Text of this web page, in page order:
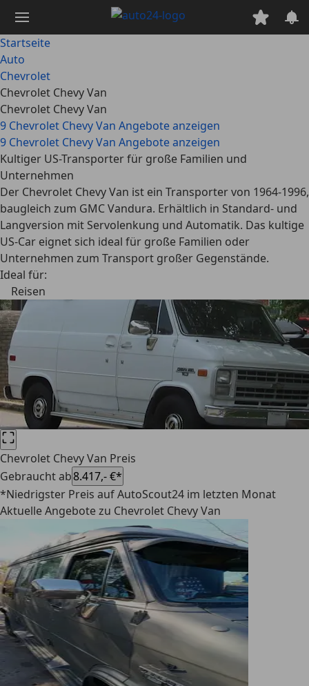
Hauptinhalt
springen
Startseite
Auto
Chevrolet
Chevrolet Chevy Van
Chevrolet Chevy Van
9 Chevrolet Chevy Van Angebote anzeigen
9 Chevrolet Chevy Van Angebote anzeigen
Kultiger US-Transporter für große Familien und
Unternehmen
Der Chevrolet Chevy Van ist ein Transporter von 1964-1996,
baugleich zum GMC Vandura. Erhältlich in Standard- und
Langversion mit Servolenkung und Automatik. Das kultige
US-Car eignet sich ideal für große Familien oder
Unternehmen zum Transport großer Gegenstände.
Ideal für:
Reisen
Chevrolet Chevy Van Preis
Gebraucht ab8.417,- €*
*Niedrigster Preis auf AutoScout24 im letzten Monat
Aktuelle Angebote zu Chevrolet Chevy Van